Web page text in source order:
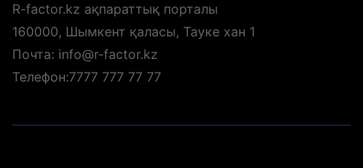
R-factor.kz ақпараттық порталы
160000, Шымкент қаласы, Тауке хан 1
Почта: info@r-factor.kz
Телефон:7777 777 77 77